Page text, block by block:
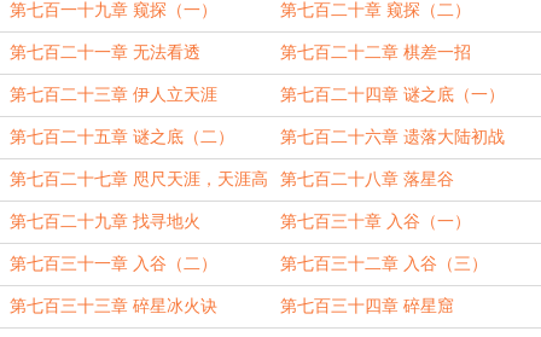
第七百一十九章 窥探（一） 第七百二十章 窥探（二）
第七百二十一章 无法看透 第七百二十二章 棋差一招
第七百二十三章 伊人立天涯 第七百二十四章 谜之底（一）
第七百二十五章 谜之底（二） 第七百二十六章 遗落大陆初战
第七百二十七章 咫尺天涯，天涯高
峰远
第七百二十八章 落星谷
第七百二十九章 找寻地火 第七百三十章 入谷（一）
第七百三十一章 入谷（二） 第七百三十二章 入谷（三）
第七百三十三章 碎星冰火诀 第七百三十四章 碎星窟